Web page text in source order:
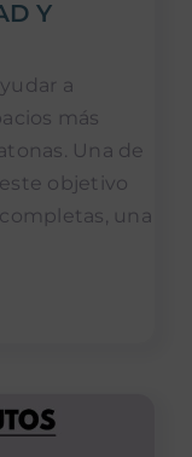
Y
a
más
Una de
objetivo
una